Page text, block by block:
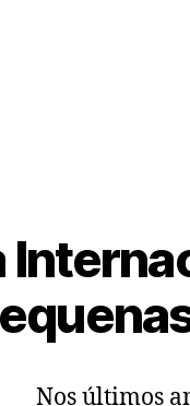
Nos últimos